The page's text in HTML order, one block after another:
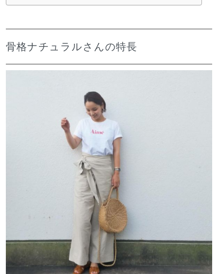
骨格ナチュラルさんの特長